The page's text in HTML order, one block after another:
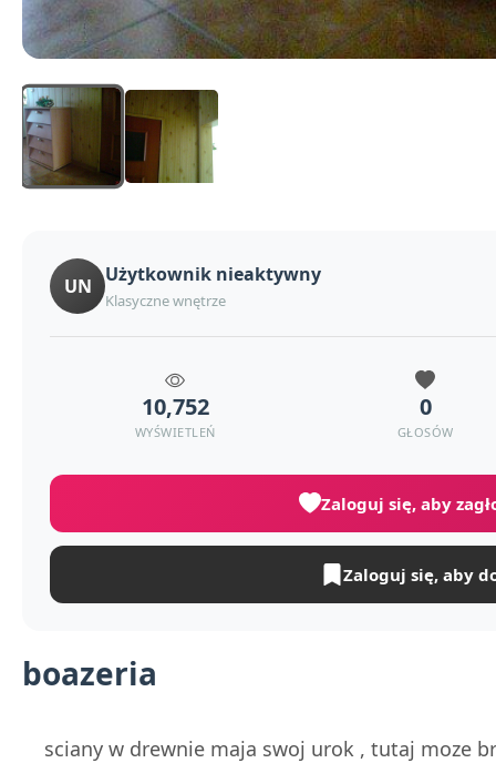
boazeria
sciany w drewnie maja swoj urok , tutaj moze
UN Użytkownik nieaktywny
Klasyczne wnętrze
10,752
WYŚWIETLEŃ
0
GŁOSÓW
Zaloguj się, aby
Zaloguj się, aby